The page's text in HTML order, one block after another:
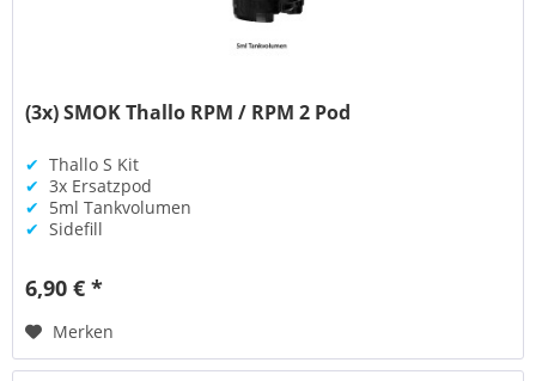
(3x) SMOK Thallo RPM / RPM 2 Pod
✔ Thallo S Kit
✔ 3x Ersatzpod
✔ 5ml Tankvolumen
✔ Sidefill
6,90 € *
Merken